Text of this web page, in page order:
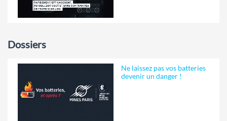
Dossiers
Ne laissez pas vos batteries
devenir un danger !